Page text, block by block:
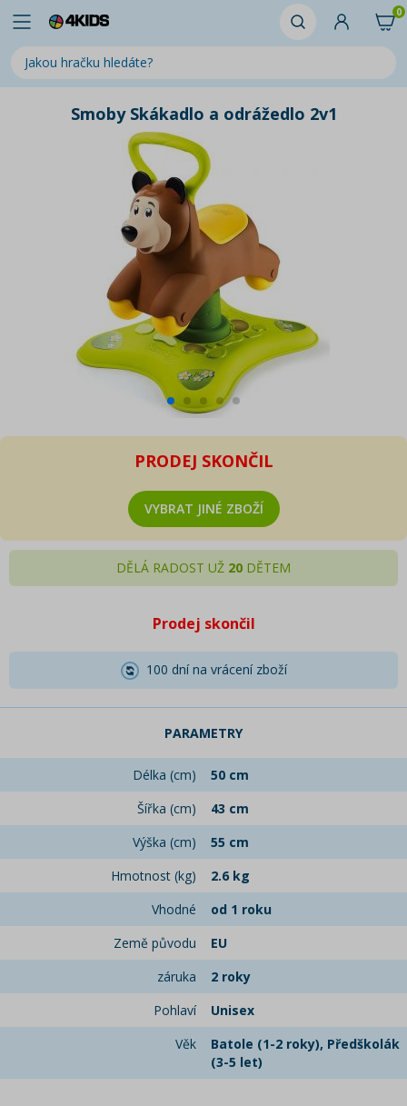
0
Smoby Skákadlo a odrážedlo 2v1
PRODEJ SKONČIL
VYBRAT JINÉ ZBOŽÍ
DĚLÁ RADOST UŽ 20 DĚTEM
Prodej skončil
100 dní na vrácení zboží
PARAMETRY
Délka (cm)
50 cm
Šířka (cm)
43 cm
Výška (cm)
55 cm
Hmotnost (kg)
2.6 kg
Vhodné
od 1 roku
Země původu
EU
záruka
2 roky
Pohlaví
Unisex
Věk
Batole (1-2 roky), Předškolák
(3-5 let)